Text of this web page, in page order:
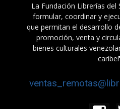
La Fundación Librerías
formular, coordinar y
que permitan el desarrollo
promoción, venta y
bienes culturales